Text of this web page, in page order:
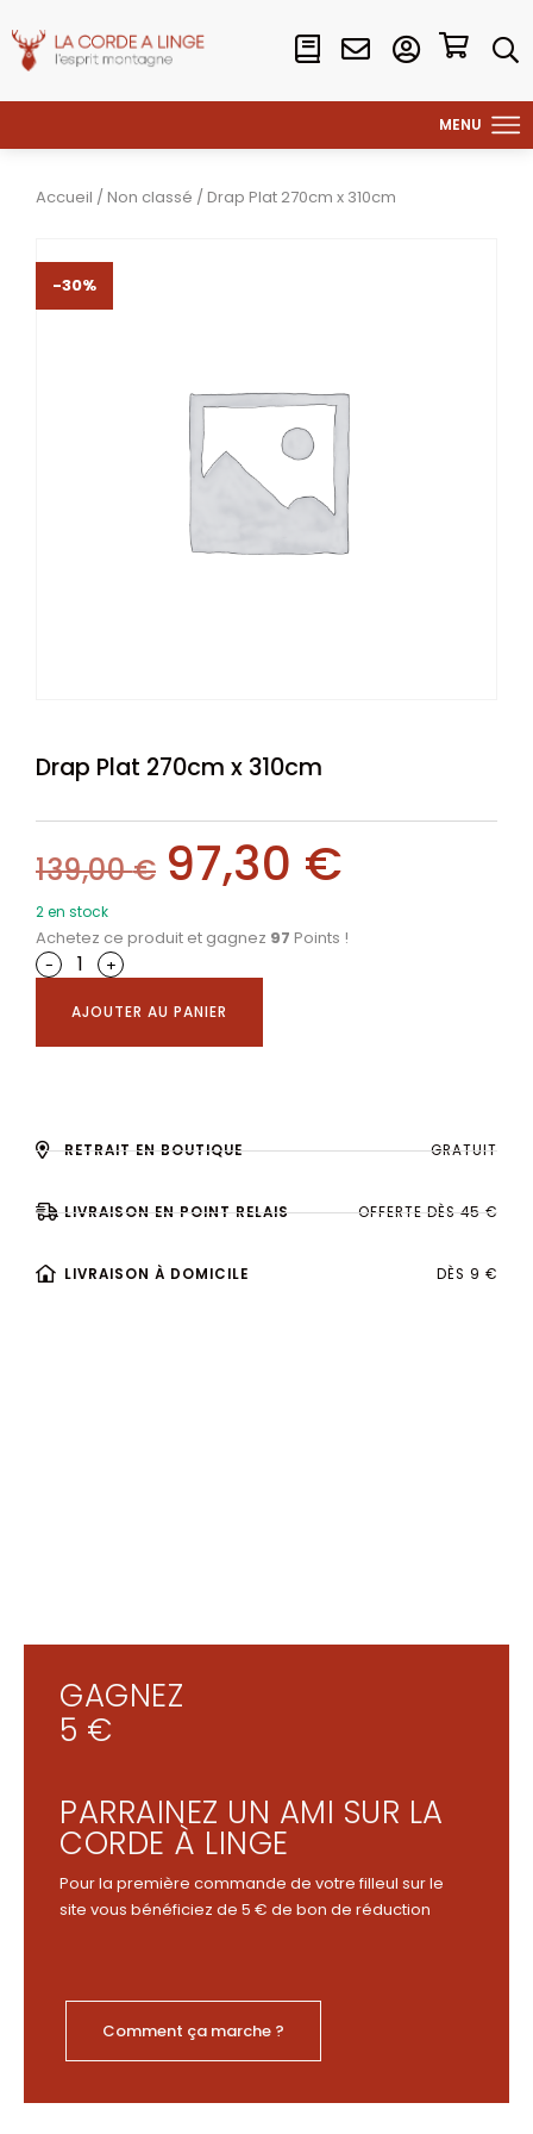
Accueil / Non classé / Drap Plat 270cm x 310cm
-30%
Drap Plat 270cm x 310cm
139,00€ 97,30 €
2 en stock
Achetez ce produit et gagnez 97 Points !
-
+
AJOUTER AU PANIER
RETRAIT EN BOUTIQUE GRATUIT
LIVRAISON EN POINT RELAIS OFFERTE DÈS 45 €
LIVRAISON À DOMICILE DÈS 9 €
GAGNEZ
5 €
PARRAINEZ UN AMI SUR LA
CORDE À LINGE
Pour la première commande de votre filleul sur le
site vous bénéficiez de 5 € de bon de réduction
Comment ça marche ?